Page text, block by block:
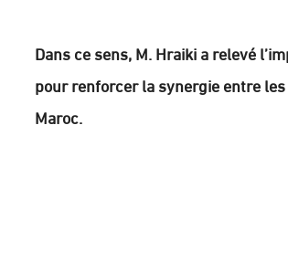
Dans ce sens, M. Hraiki a relevé
pour renforcer la synergie entre
Maroc.